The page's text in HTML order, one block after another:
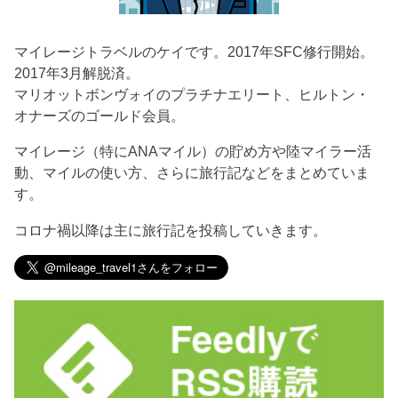
マイレージトラベルのケイです。2017年SFC修行開始。
2017年3月解脱済。
マリオットボンヴォイのプラチナエリート、ヒルトン・
オナーズのゴールド会員。
マイレージ（特にANAマイル）の貯め方や陸マイラー活
動、マイルの使い方、さらに旅行記などをまとめていま
す。
コロナ禍以降は主に旅行記を投稿していきます。